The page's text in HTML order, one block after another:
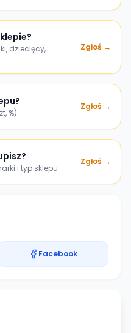
dziecięcy,
Zgłoś →
%)
Zgłoś →
i typ sklepu
Zgłoś →
Facebook